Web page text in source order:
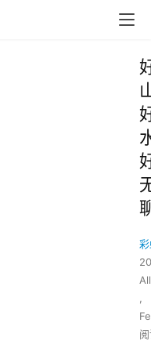
All
,